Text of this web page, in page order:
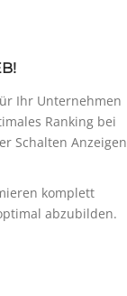
Ihr Unternehmen
Ranking bei
Schalten Anzeigen
komplett
abzubilden.